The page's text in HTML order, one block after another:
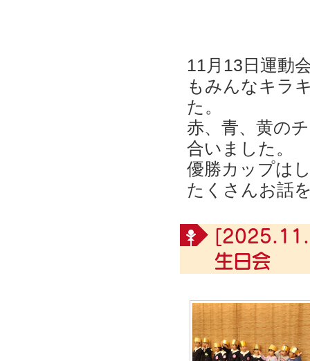
11月13日運動
もみんなキラ
た。
赤、青、黄の
合いました。
優勝カップは
たくさんお話
生日会